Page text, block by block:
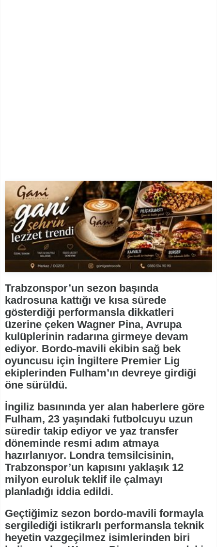
Trabzonspor’un sezon başında
kadrosuna kattığı ve kısa sürede
gösterdiği performansla dikkatleri
üzerine çeken Wagner Pina, Avrupa
kulüplerinin radarına girmeye devam
ediyor. Bordo-mavili ekibin sağ bek
oyuncusu için İngiltere Premier Lig
ekiplerinden Fulham’ın devreye girdiği
öne sürüldü.
İngiliz basınında yer alan haberlere göre
Fulham, 23 yaşındaki futbolcuyu uzun
süredir takip ediyor ve yaz transfer
döneminde resmi adım atmaya
hazırlanıyor. Londra temsilcisinin,
Trabzonspor’un kapısını yaklaşık 12
milyon euroluk teklif ile çalmayı
planladığı iddia edildi.
Geçtiğimiz sezon bordo-mavili formayla
sergilediği istikrarlı performansla teknik
heyetin vazgeçilmez isimlerinden biri